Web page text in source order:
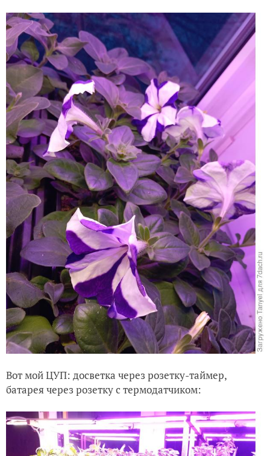
Вот мой ЦУП: досветка через розетку-таймер,
батарея через розетку с термодатчиком: